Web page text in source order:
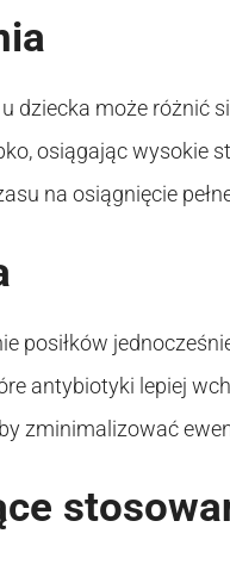
dziecka może różnić
osiągając wysokie
na osiągnięcie
posiłków
antybiotyki lepiej
zminimalizować